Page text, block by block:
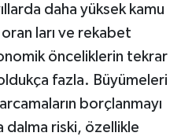
daha yüksek kamu
ları ve rekabet
önceliklerin tekrar
fazla. Büyümeleri
borçlanmayı
dalma riski, özellikle